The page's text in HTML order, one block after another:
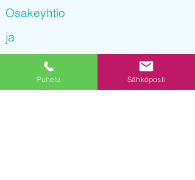
Osakeyhtio
ja
ConMi Oy
on rekisteröity kaupparekisteriin
Puhelu Sähköposti